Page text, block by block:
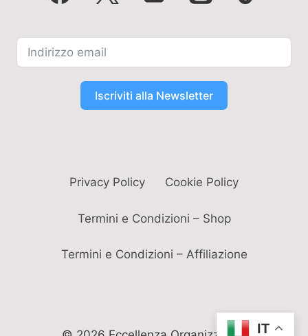
Iscriviti alla Newsletter
Privacy Policy Cookie Policy
Termini e Condizioni – Shop
Termini e Condizioni – Affiliazione
IT